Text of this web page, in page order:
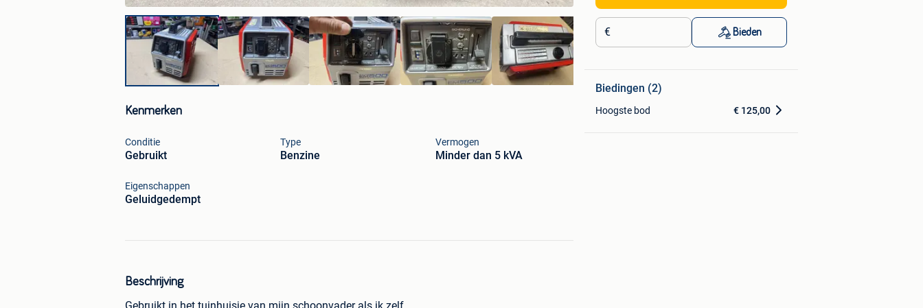
Kenmerken
Conditie
Gebruikt
Type
Benzine
Vermogen
Minder dan 5 kVA
Eigenschappen
Geluidgedempt
Beschrijving
€ Bieden
Biedingen (2)
Hoogste bod € 125,00